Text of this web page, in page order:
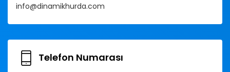
info@dinamikhurda.com
Telefon Numarası